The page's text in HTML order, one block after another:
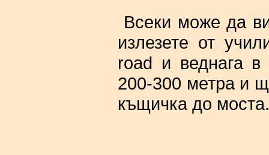
Всеки може да
излезете от
road и веднага в
200-300 метра и
къщичка до